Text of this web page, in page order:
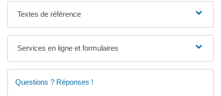
Textes de référence
Services en ligne et formulaires
Questions ? Réponses !